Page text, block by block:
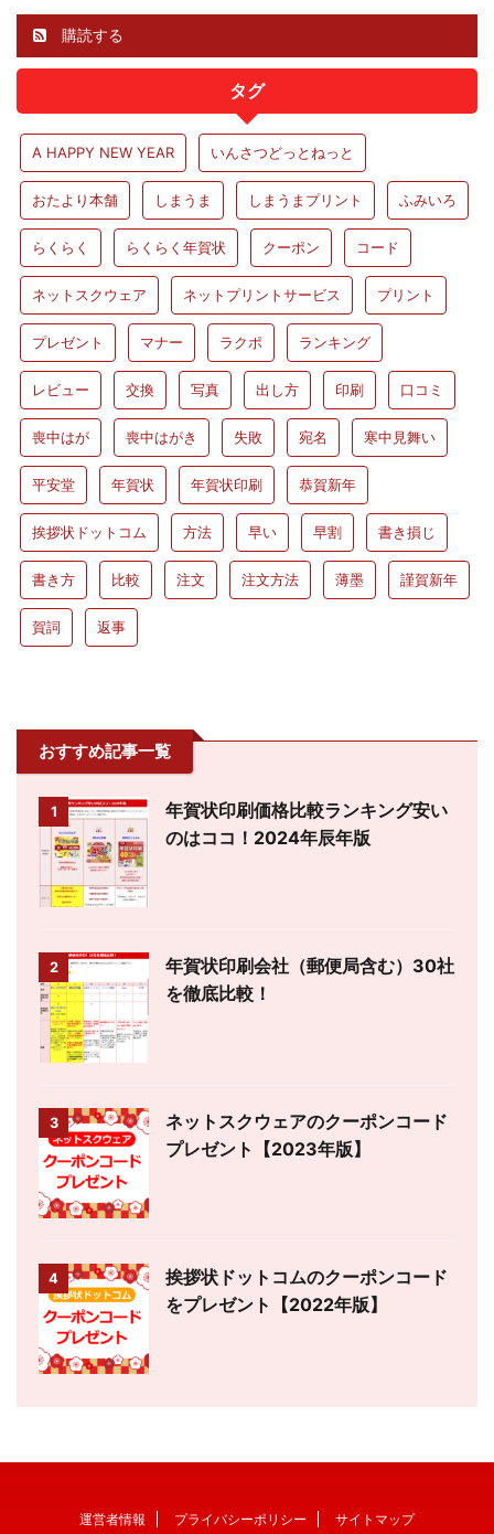
購読する
タグ
A HAPPY NEW YEAR いんさつどっとねっと
おたより本舗 しまうま しまうまプリント ふみいろ
らくらく らくらく年賀状 クーポン コード
ネットスクウェア ネットプリントサービス プリント
プレゼント マナー ラクポ ランキング
レビュー 交換 写真 出し方 印刷 口コミ
喪中はが 喪中はがき 失敗 宛名 寒中見舞い
平安堂 年賀状 年賀状印刷 恭賀新年
挨拶状ドットコム 方法 早い 早割 書き損じ
書き方 比較 注文 注文方法 薄墨 謹賀新年
賀詞 返事
おすすめ記事一覧
1
年賀状印刷価格比較ランキング安い
のはココ！2024年辰年版
2
年賀状印刷会社（郵便局含む）30社
を徹底比較！
3
ネットスクウェアのクーポンコード
プレゼント【2023年版】
4
挨拶状ドットコムのクーポンコード
をプレゼント【2022年版】
運営者情報 プライバシーポリシー サイトマップ